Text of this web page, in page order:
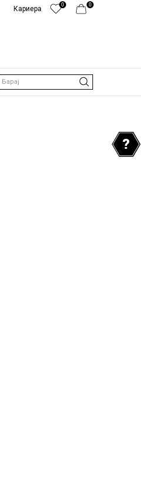
0
0
Кариера
Барај